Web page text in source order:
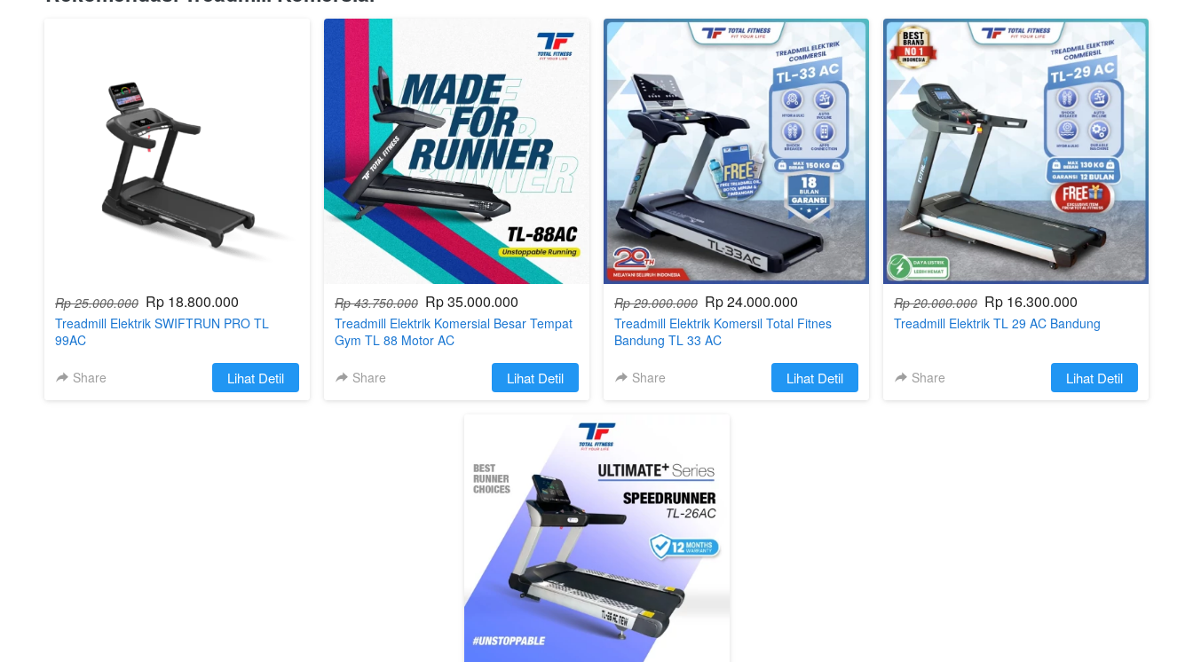
Rp 25.000.000 Rp 18.800.000
Treadmill Elektrik SWIFTRUN PRO TL
99AC
Share `Lihat Detil
Rp 43.750.000 Rp 35.000.000
Treadmill Elektrik Komersial Besar Tempat
Gym TL 88 Motor AC
Share `Lihat Detil
Rp 29.000.000 Rp 24.000.000
Treadmill Elektrik Komersil Total Fitnes
Bandung TL 33 AC
Share `Lihat Detil
Rp 20.000.000 Rp 16.300.000
Treadmill Elektrik TL 29 AC Bandung
Share `Lihat Detil